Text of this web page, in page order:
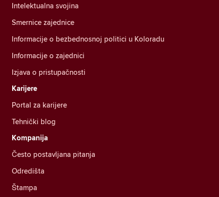
Intelektualna svojina
Smernice zajednice
Informacije o bezbednosnoj politici u Koloradu
Informacije o zajednici
Izjava o pristupačnosti
Karijere
Portal za karijere
Tehnički blog
Kompanija
Često postavljana pitanja
Odredišta
Štampa